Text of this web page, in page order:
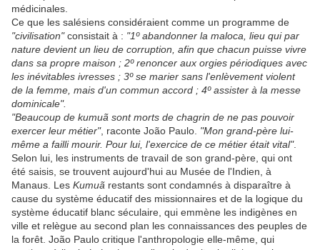
médicinales.
Ce que les salésiens considéraient comme un programme de
"civilisation"consistait à : "1º abandonner la maloca, lieu qui par
nature devient un lieu de corruption, afin que chacun puisse vivre
dans sa propre maison ; 2º renoncer aux orgies périodiques avec
les inévitables ivresses ; 3º se marier sans l'enlèvement violent
de la femme, mais d'un commun accord ; 4º assister à la messe
dominicale".
"Beaucoup de kumuã sont morts de chagrin de ne pas pouvoir
exercer leur métier", raconte João Paulo. "Mon grand-père lui-
même a failli mourir. Pour lui, l'exercice de ce métier était vital".
Selon lui, les instruments de travail de son grand-père, qui ont
été saisis, se trouvent aujourd'hui au Musée de l'Indien, à
Manaus. Les Kumuã restants sont condamnés à disparaître à
cause du système éducatif des missionnaires et de la logique du
système éducatif blanc séculaire, qui emmène les indigènes en
ville et relègue au second plan les connaissances des peuples de
la forêt. João Paulo critique l'anthropologie elle-même, qui